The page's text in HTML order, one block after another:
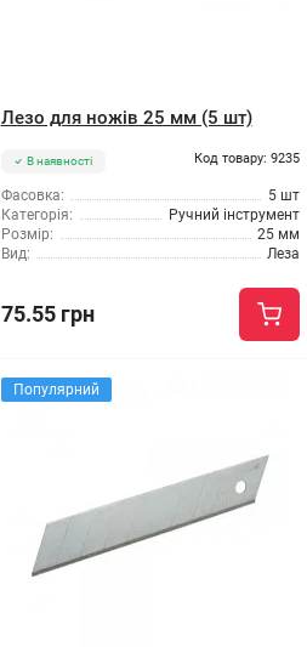
Лезо для ножів 25 мм (5 шт)
В наявності Код товару: 9235
Фасовка:
5 шт
Категорія:
Ручний інструмент
Розмір:
25 мм
Вид:
Леза
75.55 грн
Популярний